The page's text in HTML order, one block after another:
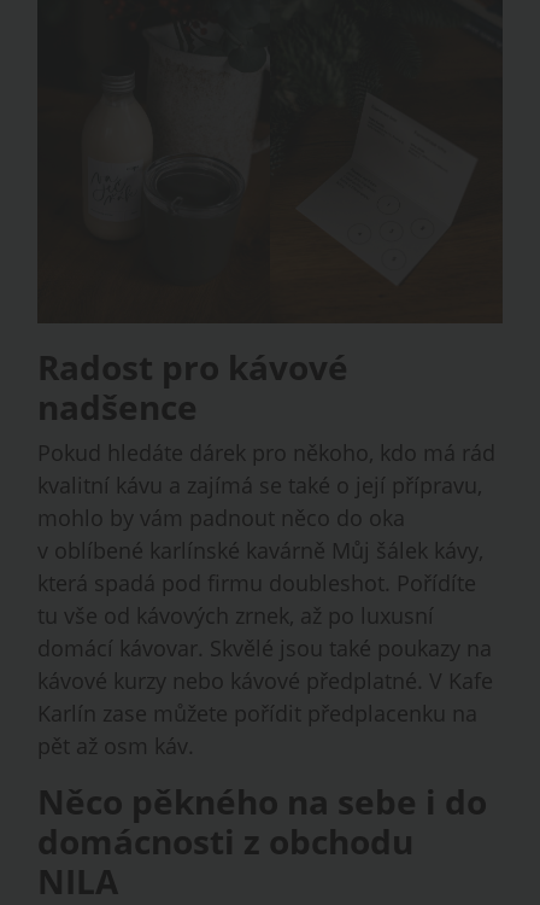
Radost pro kávové
nadšence
Pokud hledáte dárek pro někoho, kdo má rád
kvalitní kávu a zajímá se také o její přípravu,
mohlo by vám padnout něco do oka
v oblíbené karlínské kavárně Můj šálek kávy,
která spadá pod firmu doubleshot. Pořídíte
tu vše od kávových zrnek, až po luxusní
domácí kávovar. Skvělé jsou také poukazy na
kávové kurzy nebo kávové předplatné. V Kafe
Karlín zase můžete pořídit předplacenku na
pět až osm káv.
Něco pěkného na sebe i do
domácnosti z obchodu
NILA